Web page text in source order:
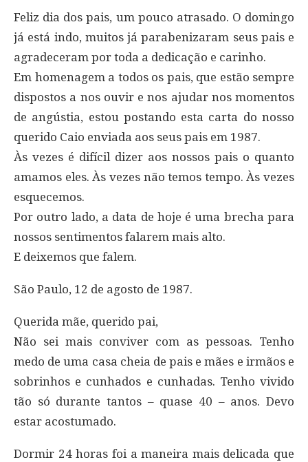
Feliz dia dos pais, um pouco atrasado. O domingo
já está indo, muitos já parabenizaram seus pais e
agradeceram por toda a dedicação e carinho.
Em homenagem a todos os pais, que estão sempre
dispostos a nos ouvir e nos ajudar nos momentos
de angústia, estou postando esta carta do nosso
querido Caio enviada aos seus pais em 1987.
Às vezes é difícil dizer aos nossos pais o quanto
amamos eles. Às vezes não temos tempo. Às vezes
esquecemos.
Por outro lado, a data de hoje é uma brecha para
nossos sentimentos falarem mais alto.
E deixemos que falem.
São Paulo, 12 de agosto de 1987.
Querida mãe, querido pai,
Não sei mais conviver com as pessoas. Tenho
medo de uma casa cheia de pais e mães e irmãos e
sobrinhos e cunhados e cunhadas. Tenho vivido
tão só durante tantos – quase 40 – anos. Devo
estar acostumado.
Dormir 24 horas foi a maneira mais delicada que